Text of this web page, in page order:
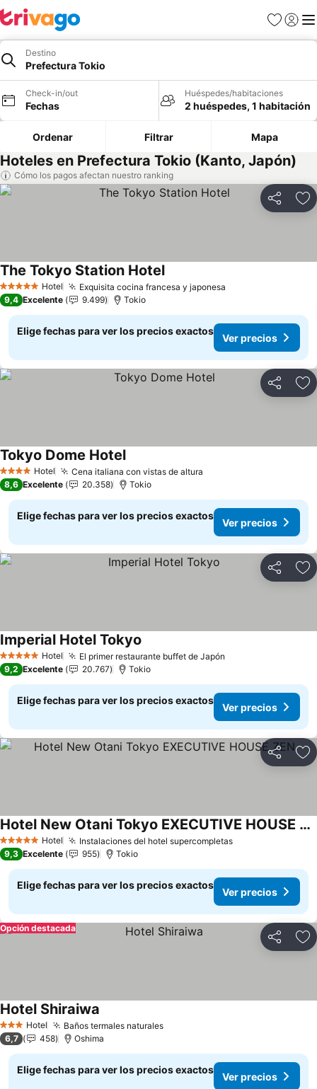
Favoritos
Iniciar
Destino
Prefectura Tokio
Check-in/out
Fechas
Huéspedes/habitaciones
2 huéspedes, 1 habitación
Ordenar Filtrar Mapa
Hoteles en Prefectura Tokio (Kanto, Japón)
Cómo los pagos afectan nuestro ranking
Compartir
5 Estrellas Hotel Exquisita cocina francesa y japonesa
The Tokyo Station HotelVer precios
9,4 Excelente 9.499 Tokio
Elige fechas para ver los precios exactos
Ver precios
Compartir
4 EstrellasHotel Cena italiana con vistas de altura
Tokyo Dome HotelVer precios
8,6 Excelente 20.358 Tokio
Elige fechas para ver los precios exactos
Ver precios
Compartir
5 Estrellas Hotel El primer restaurante buffet de Japón
Imperial Hotel Tokyo
9,2 Excelente 20.767 Tokio
Elige fechas para ver los precios exactos
Ver precios
Compartir
5 Estrellas Hotel Instalaciones del hotel supercompletasVer precios
Hotel New Otani Tokyo EXECUTIVE HOUSE ZEN
Ver precios
9,3 Excelente 955 Tokio
Elige fechas para ver los precios exactos
Ver precios
Compartir
Opción destacada
3 Estrellas
Hotel Baños termales naturalesVer precios
Hotel Shiraiwa
6,7 458 Oshima
Elige fechas para ver los precios exactos
Ver precios